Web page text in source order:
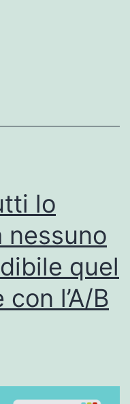
lo
nessuno
quel
l’A/B